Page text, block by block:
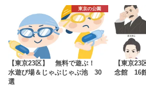
東京の公園
【東京23区】 無料で遊ぶ！
水遊び場＆じゃぶじゃぶ池 30
選
【東京23
念館 16